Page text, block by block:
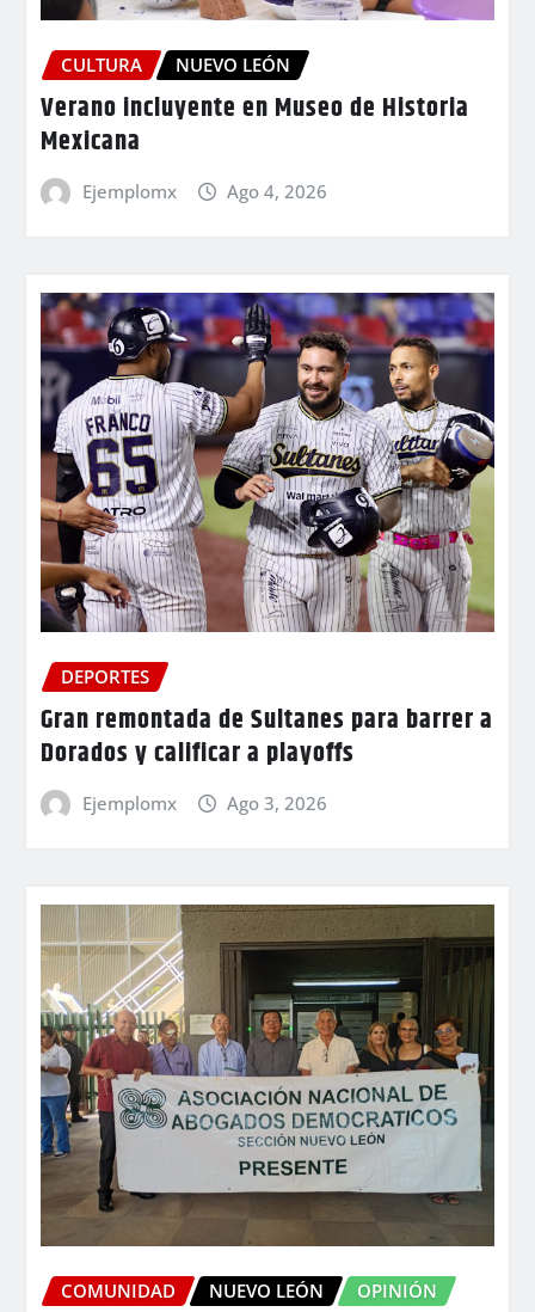
CULTURA NUEVO LEÓN
Verano incluyente en Museo de Historia
Mexicana
Ejemplomx Ago 4, 2026
DEPORTES
Gran remontada de Sultanes para barrer a
Dorados y calificar a playoffs
Ejemplomx Ago 3, 2026
COMUNIDAD NUEVO LEÓN OPINIÓN